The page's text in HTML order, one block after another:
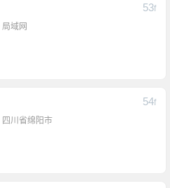
局域网
53F
四川省绵阳市
54F